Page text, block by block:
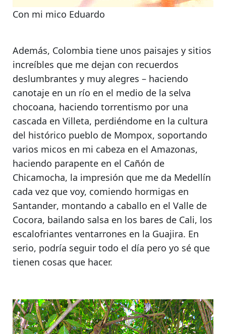
Con mi mico Eduardo
Además, Colombia tiene unos paisajes y sitios
increíbles que me dejan con recuerdos
deslumbrantes y muy alegres – haciendo
canotaje en un río en el medio de la selva
chocoana, haciendo torrentismo por una
cascada en Villeta, perdiéndome en la cultura
del histórico pueblo de Mompox, soportando
varios micos en mi cabeza en el Amazonas,
haciendo parapente en el Cañón de
Chicamocha, la impresión que me da Medellín
cada vez que voy, comiendo hormigas en
Santander, montando a caballo en el Valle de
Cocora, bailando salsa en los bares de Cali, los
escalofriantes ventarrones en la Guajira. En
serio, podría seguir todo el día pero yo sé que
tienen cosas que hacer.